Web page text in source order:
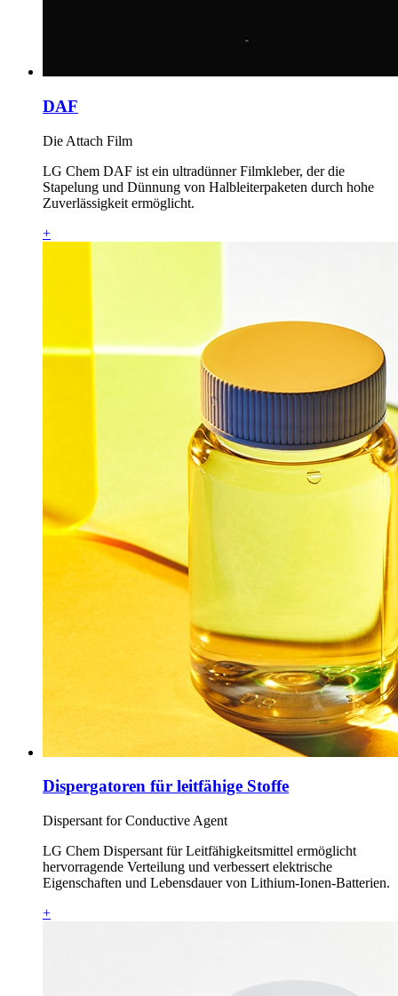
DAF
Die Attach Film
LG Chem DAF ist ein ultradünner Filmkleber, der die
Stapelung und Dünnung von Halbleiterpaketen durch hohe
Zuverlässigkeit ermöglicht.
+
Dispergatoren für leitfähige Stoffe
Dispersant for Conductive Agent
LG Chem Dispersant für Leitfähigkeitsmittel ermöglicht
hervorragende Verteilung und verbessert elektrische
Eigenschaften und Lebensdauer von Lithium-Ionen-Batterien.
+